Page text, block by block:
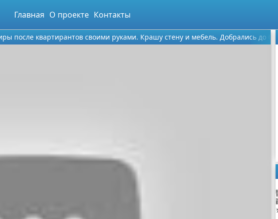
Главная О проекте Контакты
после квартирантов своими руками. Крашу стену и мебель. Добрались до